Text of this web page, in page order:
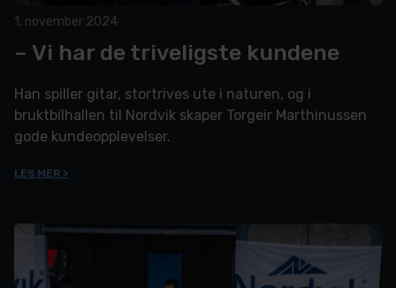
1. november 2024
– Vi har de triveligste kundene
Han spiller gitar, stortrives ute i naturen, og i
bruktbilhallen til Nordvik skaper Torgeir Marthinussen
gode kundeopplevelser.
LES MER >